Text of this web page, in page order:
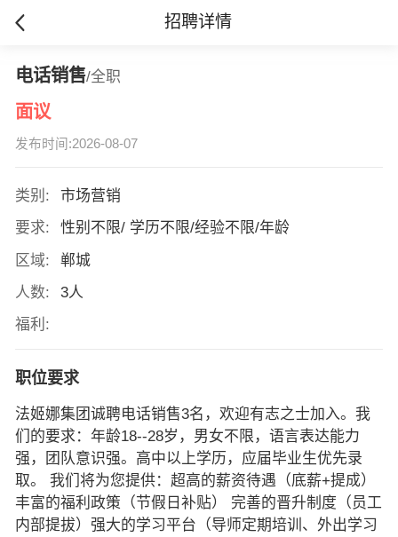
招聘详情
电话销售/全职
面议
发布时间:2026-08-07
类别:
市场营销
要求:
性别不限/ 学历不限/经验不限/年龄
区域:
郸城
人数:
3人
福利:
职位要求
法姬娜集团诚聘电话销售3名，欢迎有志之士加入。我
们的要求：年龄18--28岁，男女不限，语言表达能力
强，团队意识强。高中以上学历，应届毕业生优先录
取。 我们将为您提供：超高的薪资待遇（底薪+提成）
丰富的福利政策（节假日补贴） 完善的晋升制度（员工
内部提拔）强大的学习平台（导师定期培训、外出学习